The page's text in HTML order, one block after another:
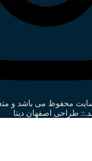
محفوظ می باشد و
طراحی اصفهان دیتا